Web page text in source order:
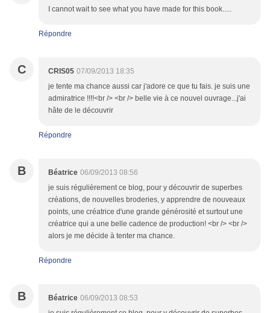
I cannot wait to see what you have made for this book.....
Répondre
C CRIS05 07/09/2013 18:35
je tente ma chance aussi car j'adore ce que tu fais. je suis une
admiratrice !!!!<br /> <br /> belle vie à ce nouvel ouvrage...j'ai
hâte de le découvrir
Répondre
B Béatrice 06/09/2013 08:56
je suis régulièrement ce blog, pour y découvrir de superbes
créations, de nouvelles broderies, y apprendre de nouveaux
points, une créatrice d'une grande générosité et surtout une
créatrice qui a une belle cadence de production! <br /> <br />
alors je me décide à tenter ma chance.
Répondre
B Béatrice 06/09/2013 08:53